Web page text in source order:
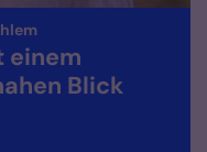
:
einem
Blick